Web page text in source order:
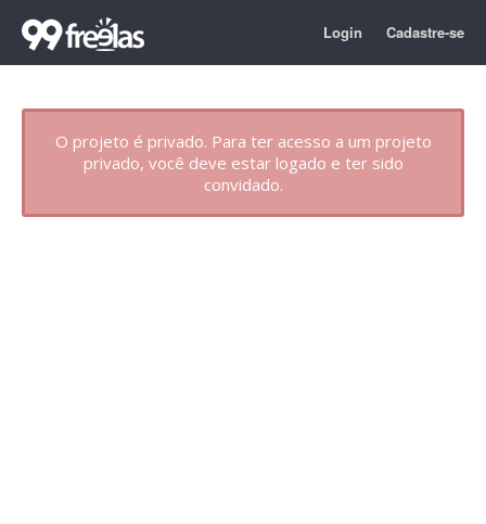
Login Cadastre-se
O projeto é privado. Para ter acesso a um projeto
privado, você deve estar logado e ter sido
convidado.